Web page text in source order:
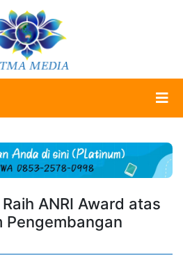
ANRI Award atas
Pengembangan